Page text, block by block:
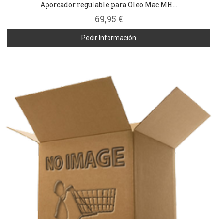
Aporcador regulable para Oleo Mac MH...
69,95 €
Pedir Información